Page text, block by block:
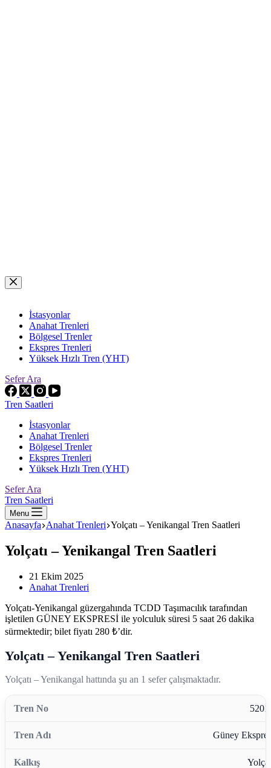
Skip
to
İstasyonlar
Anahat Trenleri
Bölgesel Trenler
Ekspres Trenleri
Yüksek Hızlı Tren (YHT)
Sefer Ara
Tren Saatleri
İstasyonlar
Anahat Trenleri
Bölgesel Trenler
Ekspres Trenleri
Yüksek Hızlı Tren (YHT)
Sefer Ara
Tren Saatleri
Menu
Anasayfa Anahat Trenleri Yolçatı – Yenikangal Tren Saatleri
Yolçatı – Yenikangal Tren Saatleri
21 Ekim 2025
Anahat Trenleri
Yolçatı-Yenikangal güzergahında TCDD Taşımacılık tarafından
işletilen GÜNEY EKSPRESİ ile yolculuk süresi 5 saat 26 dakika
sürmektedir; bilet fiyatı 280 ₺’dir.
Yolçatı – Yenikangal Tren Saatleri
Yolçatı – Yenikangal hattında şu an 1 sefer çalışmaktadır.
Güney